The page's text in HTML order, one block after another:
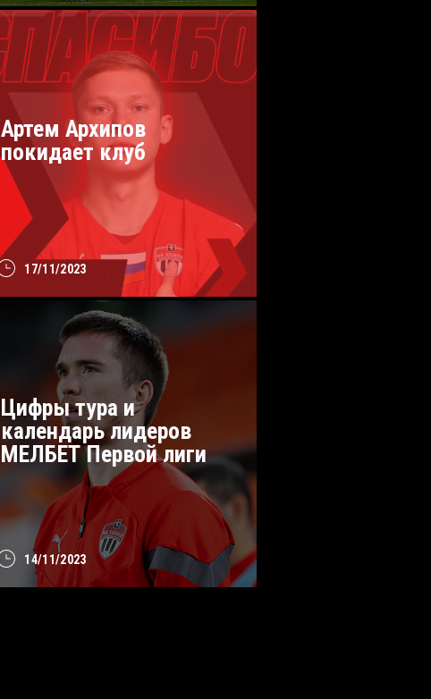
17/11/2023
Артем Архипов
покидает клуб
14/11/2023
Цифры тура и
календарь лидеров
МЕЛБЕТ Первой лиги